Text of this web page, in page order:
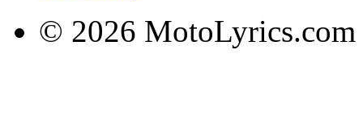
© 2026 MotoLyrics.com